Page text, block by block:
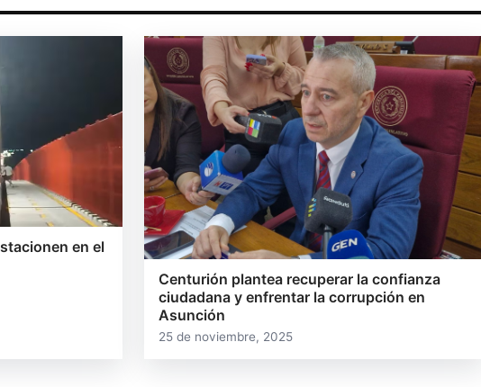
en el
Centurión plantea recuperar la confianza
ciudadana y enfrentar la corrupción en
Asunción
25 de noviembre, 2025